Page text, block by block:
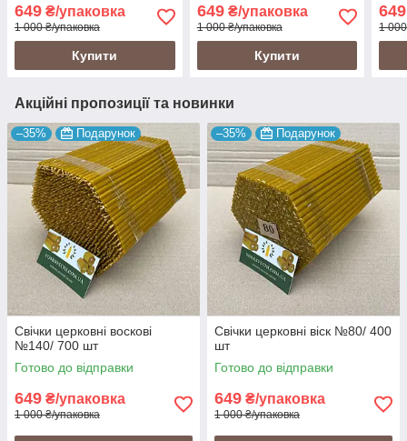
649 ₴/упаковка
1 000 ₴/упаковка
Купити
649₴/упаковка
1 000 ₴/упаковка
Купити
649
1
Акційні пропозиції та новинки
–35% Подарунок
Свічки церковні воскові
№140/ 700 шт
Готово до відправки
649 ₴/упаковка
1 000 ₴/упаковка
–35% Подарунок
Свічки церковні віск №80/ 400
шт
Готово до відправки
649 ₴/упаковка
1 000 ₴/упаковка